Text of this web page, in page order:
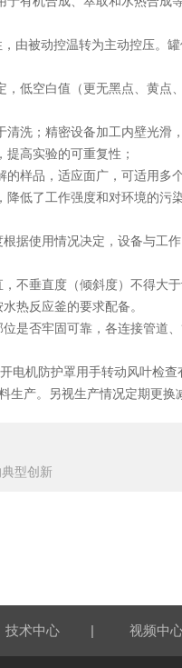
被动控温转为主动控压。罐
空白值（更无黑点、黄点
洗；精密设备加工内壁光滑，
高实验的可重复性；
样品，适应面广，可适用多个
低了工作强度和对环境的污染
使用情况决定，设备与工
垂直度（倾斜度）不得大于
热反应釜的要求配备。
否牢固可靠，各连接管道
机防护罩用手转动风叶检查
产。另视生产情况定期更换
型创新
技术中心 | 视频中